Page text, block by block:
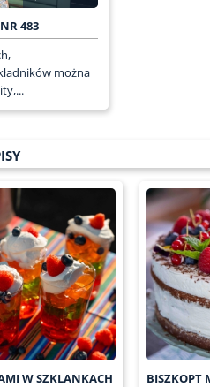
483
można
W SZKLANKACH
BISZKOPT